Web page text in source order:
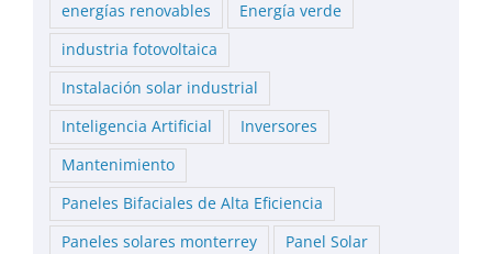
energías renovables
Energía verde
industria fotovoltaica
Instalación solar industrial
Inteligencia Artificial
Inversores
Mantenimiento
Paneles Bifaciales de Alta Eficiencia
Paneles solares monterrey
Panel Solar